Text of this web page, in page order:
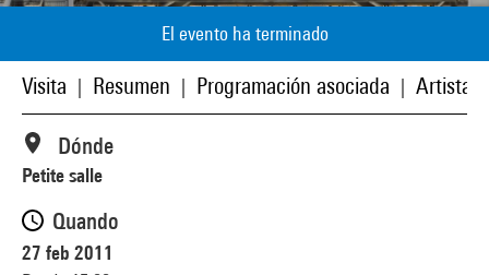
El evento ha terminado
Visita Resumen Programación asociada
Dónde
Petite salle
Quando
27 feb 2011